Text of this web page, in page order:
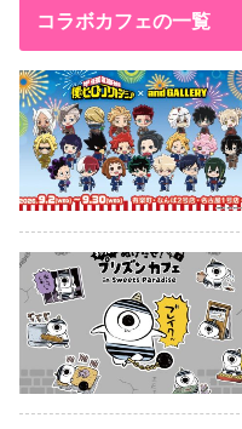
コラボカフェの一覧